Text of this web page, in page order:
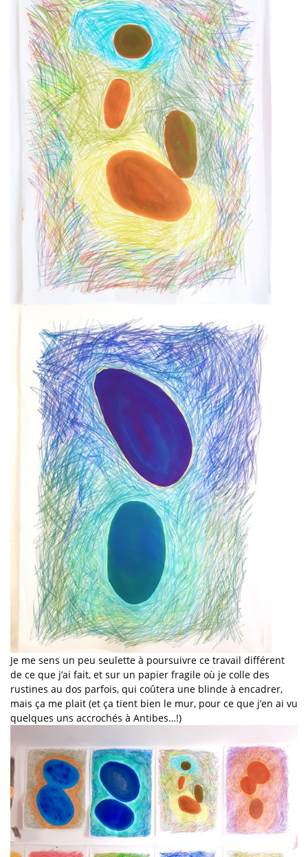
Je me sens un peu seulette à poursuivre ce travail différent
de ce que j’ai fait, et sur un papier fragile où je colle des
rustines au dos parfois, qui coûtera une blinde à encadrer,
mais ça me plait (et ça tient bien le mur, pour ce que j’en ai vu
quelques uns accrochés à Antibes…!)